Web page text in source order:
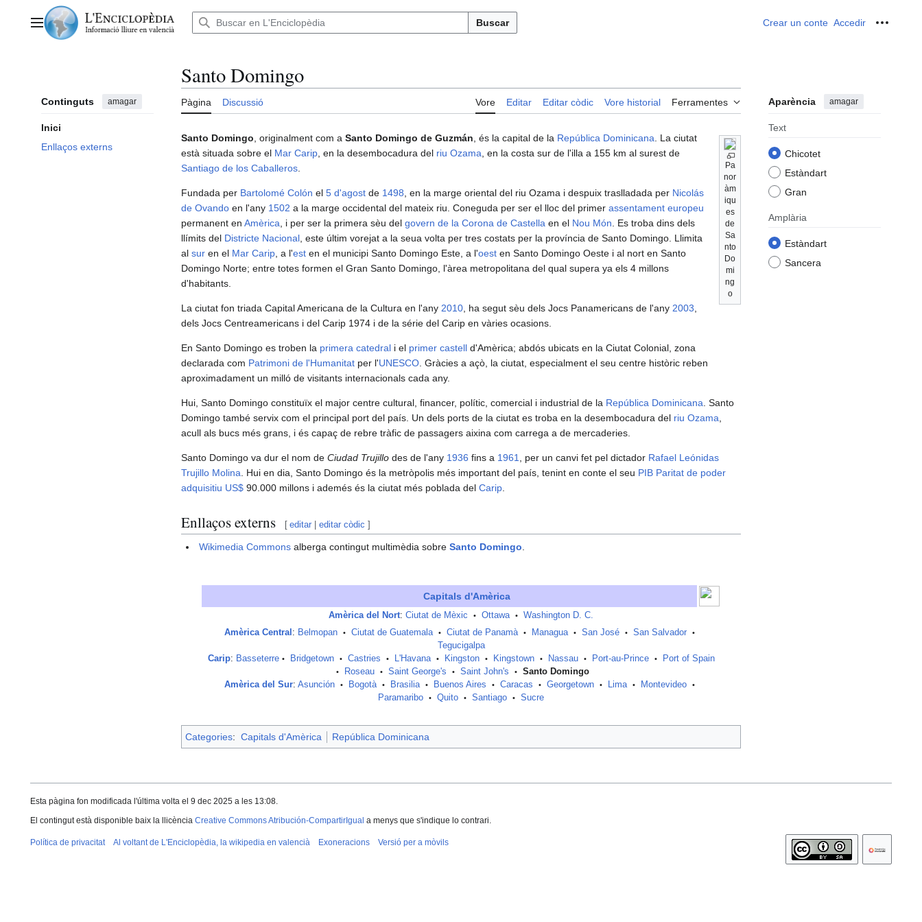
contingutMenú principal Buscar Crear un conte Accedir
Continguts amagar
Inici
Enllaços externs
Santo Domingo
Pàgina Discussió Vore Editar Editar còdic Vore historial Ferramentes Aparència amagar
Text
Chicotet
Estàndart
Gran
Amplària
Estàndart
Sancera
Pa
nor
àm
iqu
es
de
Sa
nto
Do
mi
ng
o
Santo Domingo , originalment com a Santo Domingo de Guzmán , és la capital de la República Dominicana . La ciutat
està situada sobre el Mar Carip , en la desembocadura del riu Ozama , en la costa sur de l'illa a 155 km al surest de
Santiago de los Caballeros
Fundada per Bartolomé Colón el 5 d'agost de 1498 , en la marge oriental del riu Ozama i despuix traslladada per Nicolás
de Ovando en l'any 1502 a la marge occidental del mateix riu. Coneguda per ser el lloc del primer assentament europeu
permanent en Amèrica , i per ser la primera sèu del govern de la Corona de Castella en el Nou Món . Es troba dins dels
llímits del Districte Nacional , este últim vorejat a la seua volta per tres costats per la província de Santo Domingo. Llimita
al sur en el Mar Carip , a l'est en el municipi Santo Domingo Este, a l'oest en Santo Domingo Oeste i al nort en Santo
Domingo Norte; entre totes formen el Gran Santo Domingo, l'àrea metropolitana del qual supera ya els 4 millons
d'habitants.
La ciutat fon triada Capital Americana de la Cultura en l'any 2010 , ha segut sèu dels Jocs Panamericans de l'any 2003
dels Jocs Centreamericans i del Carip 1974 i de la série del Carip en vàries ocasions.
En Santo Domingo es troben la primera catedral i el primer castell d'Amèrica; abdós ubicats en la Ciutat Colonial, zona
declarada com Patrimoni de l'Humanitat per l'UNESCO . Gràcies a açò, la ciutat, especialment el seu centre històric reben
aproximadament un milló de visitants internacionals cada any.
Hui, Santo Domingo constituïx el major centre cultural, financer, polític, comercial i industrial de la República Dominicana . Santo
Domingo també servix com el principal port del país. Un dels ports de la ciutat es troba en la desembocadura del riu Ozama
acull als bucs més grans, i és capaç de rebre tràfic de passagers aixina com carrega a de mercaderies.
Santo Domingo va dur el nom de Ciudad Trujillo des de l'any 1936 fins a 1961 , per un canvi fet pel dictador Rafael Leónidas
Trujillo Molina . Hui en dia, Santo Domingo és la metròpolis més important del país, tenint en conte el seu PIB Paritat de poder
adquisitiu US$ 90.000 millons i ademés és la ciutat més poblada del Carip
Enllaços externs [ editar |editar còdic ]
Wikimedia Commons alberga contingut multimèdia sobreSanto Domingo
Capitals d'Amèrica
Amèrica del Nort: Ciutat de Mèxic • Ottawa •
Washington D. C.
Amèrica Central : Belmopan • Ciutat de Guatemala • Ciutat de Panamà • Managua • San José • San Salvador •
Tegucigalpa
Carip: Basseterre • Bridgetown • Castries • L'Havana • Kingston • Kingstown • Nassau • Port-au-Prince • Port of Spain
• Roseau • Saint George's • Saint John's •
Santo Domingo
Amèrica del Sur: Asunción • Bogotà • Brasilia • Buenos Aires • Caracas • Georgetown • Lima • Montevideo •
Paramaribo • Quito • Santiago • Sucre
Categories: Capitals d'Amèrica República Dominicana
Esta pàgina fon modificada l'última volta el 9 dec 2025 a les 13:08.
El contingut està disponible baix la llicència Creative Commons Atribución-CompartirIgual a menys que s'indique lo contrari.
Política de privacitat Al voltant de L'Enciclopèdia, la wikipedia en valencià Exoneracions Versió per a mòvils